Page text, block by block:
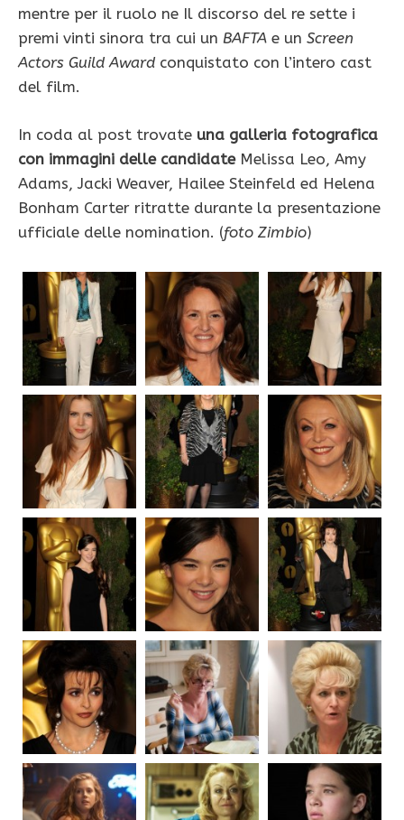
mentre per il ruolo ne Il discorso del re sette i
premi vinti sinora tra cui un BAFTA e un Screen
Actors Guild Award conquistato con l’intero cast
del film.
In coda al post trovate una galleria fotografica
con immagini delle candidateMelissa Leo, Amy
Adams, Jacki Weaver, Hailee Steinfeld ed Helena
Bonham Carter ritratte durante la presentazione
ufficiale delle nomination. (foto Zimbio)